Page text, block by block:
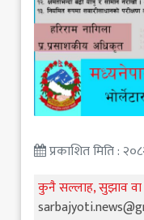
प्रकाशित मिति :
कुनै सल्लाह, सुझाव वा